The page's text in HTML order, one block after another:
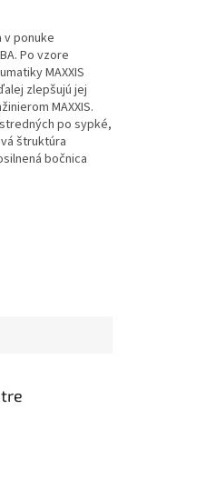
v ponuke
Po vzore
MAXXIS
zlepšujú jej
MAXXIS.
po sypké,
štruktúra
bočnica